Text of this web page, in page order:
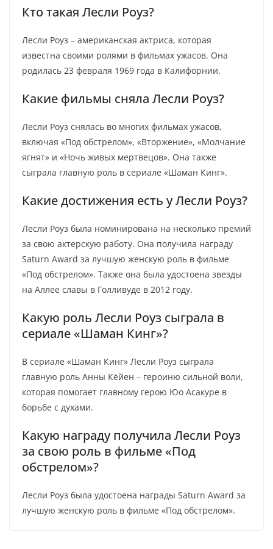
Кто такая Лесли Роуз?
Лесли Роуз – американская актриса, которая
известна своими ролями в фильмах ужасов. Она
родилась 23 февраля 1969 года в Калифорнии.
Какие фильмы сняла Лесли Роуз?
Лесли Роуз снялась во многих фильмах ужасов,
включая «Под обстрелом», «Вторжение», «Молчание
ягнят» и «Ночь живых мертвецов». Она также
сыграла главную роль в сериале «Шаман Кинг».
Какие достижения есть у Лесли Роуз?
Лесли Роуз была номинирована на несколько премий
за свою актерскую работу. Она получила награду
Saturn Award за лучшую женскую роль в фильме
«Под обстрелом». Также она была удостоена звезды
на Аллее славы в Голливуде в 2012 году.
Какую роль Лесли Роуз сыграла в
сериале «Шаман Кинг»?
В сериале «Шаман Кинг» Лесли Роуз сыграла
главную роль Анны Кёйен – героиню сильной воли,
которая помогает главному герою Юо Асакуре в
борьбе с духами.
Какую награду получила Лесли Роуз
за свою роль в фильме «Под
обстрелом»?
Лесли Роуз была удостоена награды Saturn Award за
лучшую женскую роль в фильме «Под обстрелом».